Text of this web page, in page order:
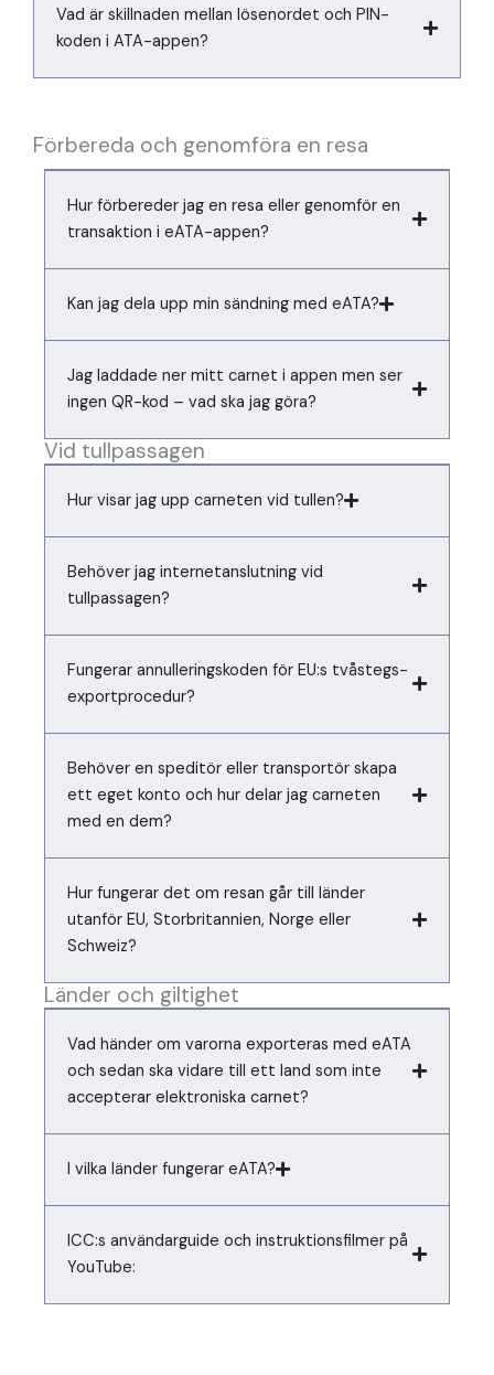
Vad är skillnaden mellan lösenordet och PIN-
koden i ATA-appen?
Förbereda och genomföra en resa
Hur förbereder jag en resa eller genomför en
transaktion i eATA-appen?
Kan jag dela upp min sändning med eATA?
Jag laddade ner mitt carnet i appen men ser
ingen QR-kod – vad ska jag göra?
Vid tullpassagen
Hur visar jag upp carneten vid tullen?
Behöver jag internetanslutning vid
tullpassagen?
Fungerar annulleringskoden för EU:s tvåstegs-
exportprocedur?
Behöver en speditör eller transportör skapa
ett eget konto och hur delar jag carneten
med en dem?
Hur fungerar det om resan går till länder
utanför EU, Storbritannien, Norge eller
Schweiz?
Länder och giltighet
Vad händer om varorna exporteras med eATA
och sedan ska vidare till ett land som inte
accepterar elektroniska carnet?
I vilka länder fungerar eATA?
ICC:s användarguide och instruktionsfilmer på
YouTube: